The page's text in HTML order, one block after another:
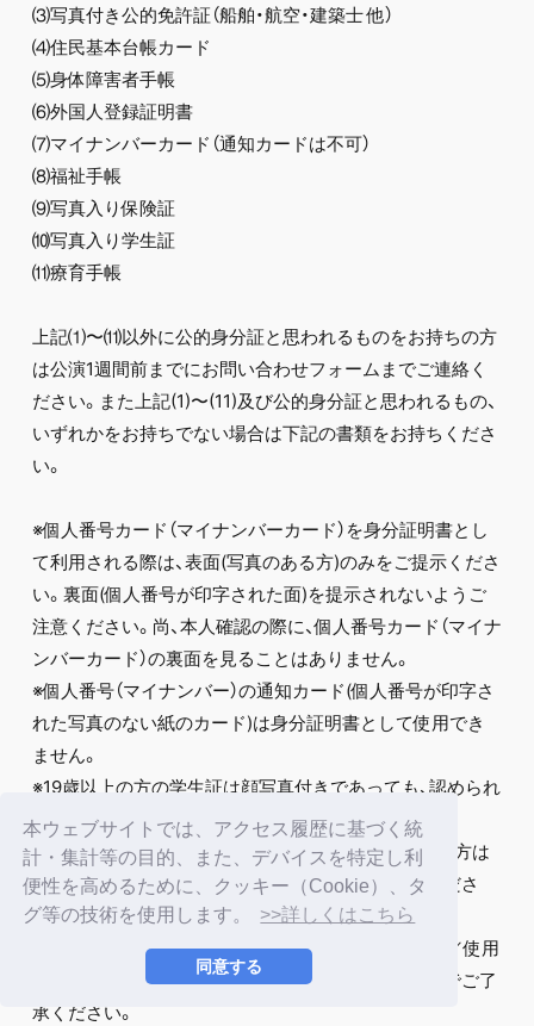
本ウェブサイトでは、アクセス履歴に基づく統
計・集計等の目的、また、デバイスを特定し利
便性を高めるために、クッキー（Cookie）、タ
グ等の技術を使用します。
>>詳しくはこちら
同意する
⑶写真付き公的免許証（船舶・航空・建築士 他）
⑷住民基本台帳カード
⑸身体障害者手帳
⑹外国人登録証明書
⑺マイナンバーカード（通知カードは不可）
⑻福祉手帳
⑼写真入り保険証
⑽写真入り学生証
⑾療育手帳
上記⑴〜⑾以外に公的身分証と思われるものをお持ちの方
は公演1週間前までにお問い合わせフォームまでご連絡く
ださい。また上記(1)〜(11)及び公的身分証と思われるもの、
いずれかをお持ちでない場合は下記の書類をお持ちくださ
い。
※個人番号カード（マイナンバーカード）を身分証明書とし
て利用される際は、表面(写真のある方)のみをご提示くださ
い。裏面(個人番号が印字された面)を提示されないようご
注意ください。尚、本人確認の際に、個人番号カード（マイナ
ンバーカード）の裏面を見ることはありません。
※個人番号（マイナンバー）の通知カード(個人番号が印字さ
れた写真のない紙のカード)は身分証明書として使用でき
ません。
※19歳以上の方の学生証は顔写真付きであっても、認められ
ませんのでご注意ください。
※学生証／保険証で顔写真付きでないものをお持ちの方は
＜顔写真付きのものをお持ちでない場合＞をご覧くださ
い。
※ご本人確認書類に関し、コピー／手書き／期限切れ／使用
不可の細工が施されているものは不可となりますのでご了
承ください。